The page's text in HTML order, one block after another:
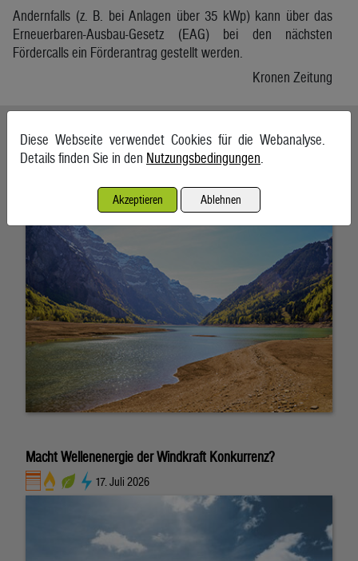
Andernfalls (z. B. bei Anlagen über 35 kWp) kann über das
Erneuerbaren-Ausbau-Gesetz (EAG) bei den nächsten
Fördercalls ein Förderantrag gestellt werden.
Kronen Zeitung
Ähnliche Artikel weiterlesen
Wasserkraft im Klimastress
4. August 2026, Innsbruck
Macht Wellenenergie der Windkraft Konkurrenz?
17. Juli 2026
Diese Webseite verwendet Cookies für die Webanalyse.
Details finden Sie in den Nutzungsbedingungen
Akzeptieren Ablehnen